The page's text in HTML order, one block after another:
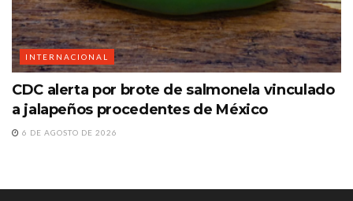
INTERNACIONAL
CDC alerta por brote de salmonela vinculado
a jalapeños procedentes de México
6 DE AGOSTO DE 2026